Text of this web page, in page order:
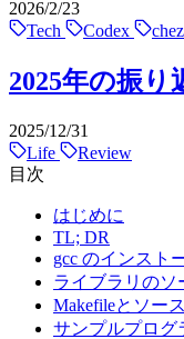
2026/2/23
Tech
Codex
2025年の振り
2025/12/31
Life
Review
目次
はじめに
TL; DR
gcc のインスト
ライブラリのソ
Makefileとソー
サンプルプログ